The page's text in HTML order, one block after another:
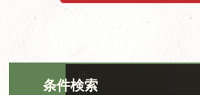
条件検索